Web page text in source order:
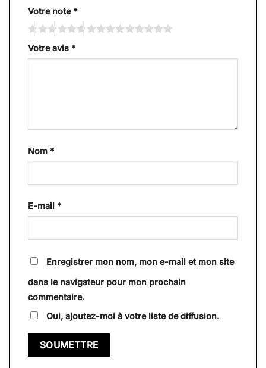
Votre note *
Votre avis *
Nom *
E-mail *
Enregistrer mon nom, mon e-mail et mon site
dans le navigateur pour mon prochain
commentaire.
Oui, ajoutez-moi à votre liste de diffusion.